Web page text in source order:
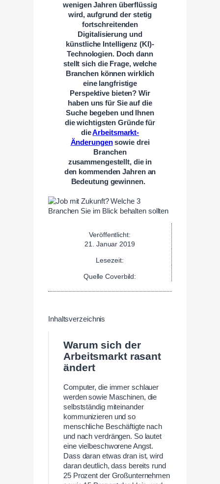
wenigen Jahren überflüssig
wird, aufgrund der stetig
fortschreitenden
Digitalisierung und
künstliche Intelligenz (KI)-
Technologien. Doch dann
stellt sich die Frage, welche
Branchen können wirklich
eine langfristige
Perspektive bieten? Wir
haben uns für Sie auf die
Suche begeben und Ihnen
die wichtigsten Gründe für
dieArbeitsmarkt-
Änderungensowie drei
Branchen
zusammengestellt, die in
den kommenden Jahren an
Bedeutung gewinnen.
Veröffentlicht:
21. Januar 2019
Lesezeit:
Quelle Coverbild:
Inhaltsverzeichnis
Warum sich der
Arbeitsmarkt rasant
ändert
Computer, die immer schlauer
werden sowie Maschinen, die
selbstständig miteinander
kommunizieren und so
menschliche Beschäftigte nach
und nach verdrängen. So lautet
eine vielbeschworene Angst.
Dass daran etwas dran ist, wird
daran deutlich, dass bereits rund
25 Prozent der Großunternehmen